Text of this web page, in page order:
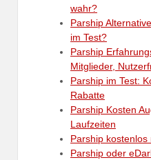
wahr?
Parship
im Test?
Parship
Mitglieder,
Parship im Test:
Rabatte
Parship Kosten
Laufzeiten
Parship kostenlos
Parship oder